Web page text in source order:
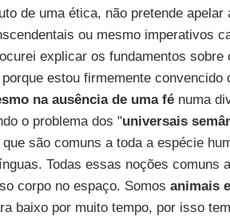
de uma ética, não pretende apelar
ou mesmo imperativos
explicar os fundamentos sobre
estou firmemente convencido
na ausência de uma fénuma
o problema dos "universais
são comuns a toda a espécie
Todas essas noções comuns
corpo no espaço. Somos animais
baixo por muito tempo, por isso